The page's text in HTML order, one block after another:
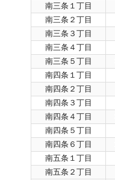
南三条１丁目
南三条２丁目
南三条３丁目
南三条４丁目
南三条５丁目
南四条１丁目
南四条２丁目
南四条３丁目
南四条４丁目
南四条５丁目
南四条６丁目
南五条１丁目
南五条２丁目